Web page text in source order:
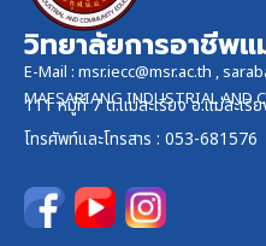
วิทยาลัยการอาชีพแ
E-Mail : msr.iecc@msr.ac.th ,
MAESARIANG INDUSTRIAL AND
111 หมู่ที่ 7 ต.แม่สะเรียง อ.แม่สะเ
โทรศัพท์และโทรสาร : 053-681576